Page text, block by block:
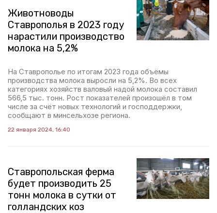
Животноводы
Ставрополья в 2023 году
нарастили производство
молока на 5,2%
На Ставрополье по итогам 2023 года объёмы
производства молока выросли на 5,2%. Во всех
категориях хозяйств валовый надой молока составил
566,5 тыс. тонн. Рост показателей произошёл в том
числе за счёт новых технологий и господдержки,
сообщают в минсельхозе региона.
22 января 2024, 16:40
Ставропольская ферма
будет производить 25
тонн молока в сутки от
голландских коз